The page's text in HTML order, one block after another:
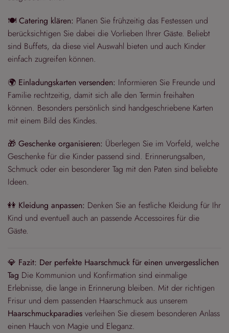
🍽️ Catering klären: Planen Sie frühzeitig das Festessen und
berücksichtigen Sie dabei die Vorlieben Ihrer Gäste. Beliebt
sind Buffets, da diese viel Auswahl bieten und auch Kinder
einfach zugreifen können.
🌍 Einladungskarten versenden: Informieren Sie Freunde und
Familie rechtzeitig, damit sich alle den Termin freihalten
können. Besonders persönlich sind handgeschriebene Karten
mit einem Bild des Kindes.
🎁 Geschenke organisieren: Überlegen Sie im Vorfeld, welche
Geschenke für die Kinder passend sind. Erinnerungsalben,
Schmuck oder ein besonderer Tag mit den Paten sind beliebte
Ideen.
👭 Kleidung anpassen: Denken Sie an festliche Kleidung für Ihr
Kind und eventuell auch an passende Accessoires für die
Gäste.
💎 Fazit: Der perfekte Haarschmuck für einen unvergesslichen
Tag Die Kommunion und Konfirmation sind einmalige
Erlebnisse, die lange in Erinnerung bleiben. Mit der richtigen
Frisur und dem passenden Haarschmuck aus unserem
Haarschmuckparadies verleihen Sie diesem besonderen Anlass
einen Hauch von Magie und Eleganz.